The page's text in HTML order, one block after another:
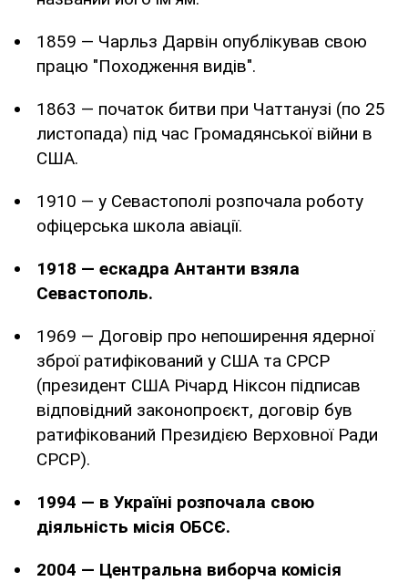
1859 — Чарльз Дарвін опублікував свою
працю "Походження видів".
1863 — початок битви при Чаттанузі (по 25
листопада) під час Громадянської війни в
США.
1910 — у Севастополі розпочала роботу
офіцерська школа авіації.
1918 — ескадра Антанти взяла
Севастополь.
1969 — Договір про непоширення ядерної
зброї ратифікований у США та СРСР
(президент США Річард Ніксон підписав
відповідний законопроєкт, договір був
ратифікований Президією Верховної Ради
СРСР).
1994 — в Україні розпочала свою
діяльність місія ОБСЄ.
2004 — Центральна виборча комісія